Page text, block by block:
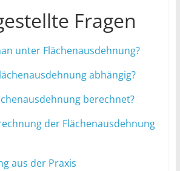
Fragen
unter Flächenausdehnung?
abhängig?
berechnet?
der Flächenausdehnung
aus der Praxis